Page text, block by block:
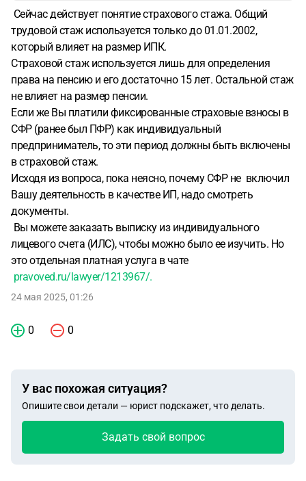
Сейчас действует понятие страхового стажа. Общий
трудовой стаж используется только до 01.01.2002,
который влияет на размер ИПК.
Страховой стаж используется лишь для определения
права на пенсию и его достаточно 15 лет. Остальной стаж
не влияет на размер пенсии.
Если же Вы платили фиксированные страховые взносы в
СФР (ранее был ПФР) как индивидуальный
предприниматель, то эти период должны быть включены
в страховой стаж.
Исходя из вопроса, пока неясно, почему СФР не включил
Вашу деятельность в качестве ИП, надо смотреть
документы.
Вы можете заказать выписку из индивидуального
лицевого счета (ИЛС), чтобы можно было ее изучить. Но
это отдельная платная услуга в чате
pravoved.ru/lawyer/1213967/.
24 мая 2025, 01:26
0 0
У вас похожая ситуация?
Опишите свои детали — юрист подскажет, что делать.
Задать свой вопрос